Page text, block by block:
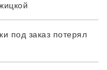
под заказ потерял